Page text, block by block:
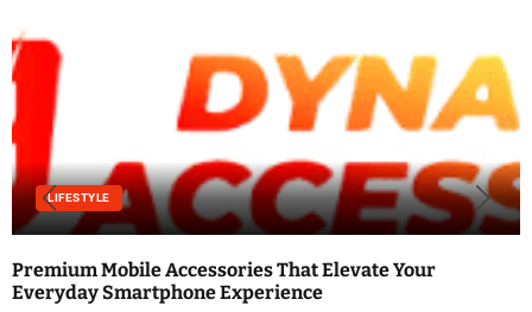
LIFESTYLE
Premium Mobile Accessories That Elevate Your
Everyday Smartphone Experience